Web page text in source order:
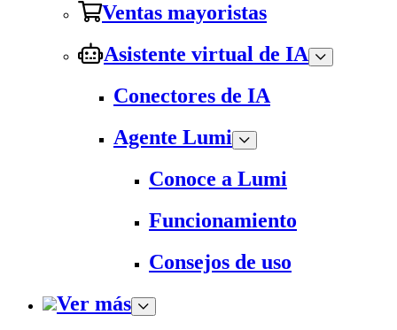
Ventas mayoristas
Asistente virtual de IA
Conectores de IA
Agente Lumi
Conoce a Lumi
Funcionamiento
Consejos de uso
Ver más